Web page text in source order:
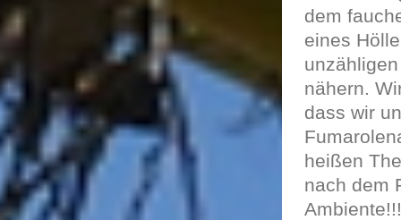
dem
eines
nähern.
dass wir
heißen
nach dem